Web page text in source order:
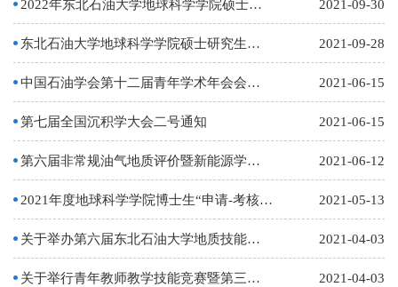
2022年东北石油大学地球科学学院硕士研究生入学统一考试自命题考试大纲 2021-09-30
东北石油大学地球科学学院硕士研究生招生简章 2021-09-28
中国石油学会第十二届青年学术年会会议征文通知. 2021-06-15
第七届全国沉积学大会二号通知 2021-06-15
第六届非常规油气地质评价暨新能源学术研讨会（二号通知） 2021-06-12
2021年度地球科学学院博士生“申请-考核”制综合考核方案 2021-05-13
关于举办第六届东北石油大学地质技能竞赛的通知 2021-04-03
关于举行青年教师教学技能竞赛暨第三届全国大学青年教师地质课程教学比赛初赛的通知 2021-04-03